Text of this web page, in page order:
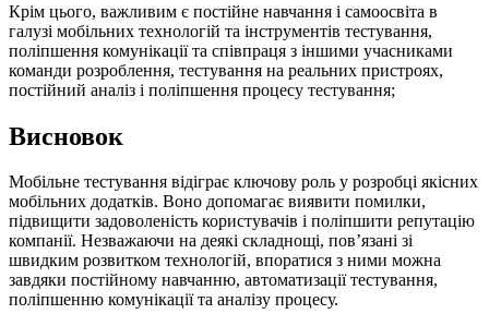
Крім цього, важливим є постійне навчання і самоосвіта в
галузі мобільних технологій та інструментів тестування,
поліпшення комунікації та співпраця з іншими учасниками
команди розроблення, тестування на реальних пристроях,
постійний аналіз і поліпшення процесу тестування;
Висновок
Мобільне тестування відіграє ключову роль у розробці якісних
мобільних додатків. Воно допомагає виявити помилки,
підвищити задоволеність користувачів і поліпшити репутацію
компанії. Незважаючи на деякі складнощі, пов’язані зі
швидким розвитком технологій, впоратися з ними можна
завдяки постійному навчанню, автоматизації тестування,
поліпшенню комунікації та аналізу процесу.